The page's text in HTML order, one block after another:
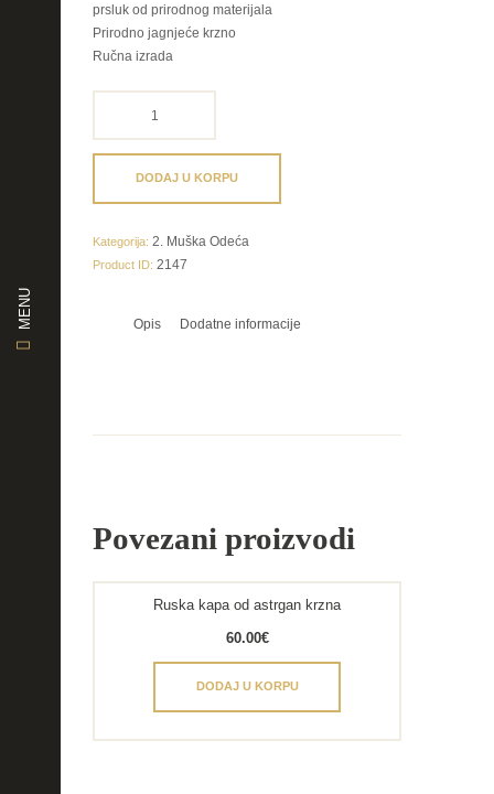
MENU
prsluk od prirodnog materijala
Prirodno jagnjeće krzno
Ručna izrada
količina
DODAJ U KORPU
Kategorija: 2. Muška Odeća
Product ID: 2147
Opis Dodatne informacije
Povezani proizvodi
Ruska kapa od astrgan krzna
60.00€
DODAJ U KORPU